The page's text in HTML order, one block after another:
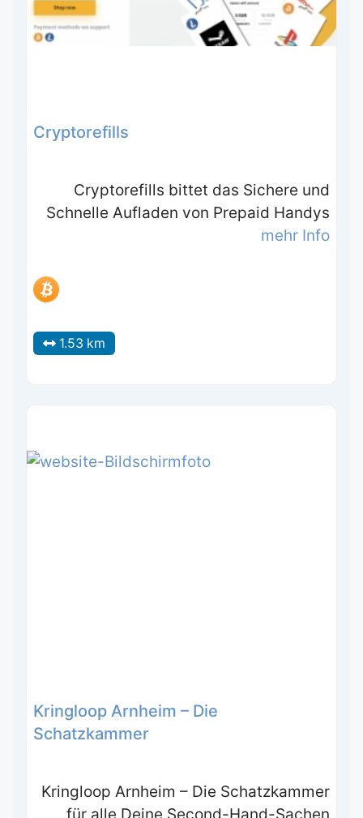
Cryptorefills
Cryptorefills bittet das Sichere und
Schnelle Aufladen von Prepaid Handys
mehr Info
1.53 km
Kringloop Arnheim – Die
Schatzkammer
Kringloop Arnheim – Die Schatzkammer
für alle Deine Second-Hand-Sachen